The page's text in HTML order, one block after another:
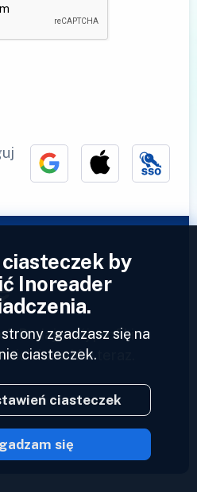
Podaj swój profil i
kanałów teraz.
Inoreader
by
Inoreader
zgadzasz się na
ciasteczek.
ciasteczek
się